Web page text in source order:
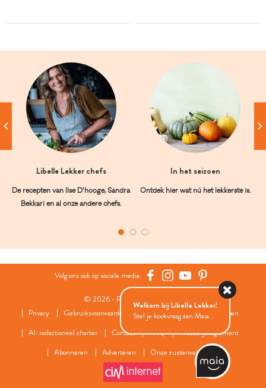
Libelle Lekker chefs
De recepten van Ilse D’hooge, Sandra
Bekkari en al onze andere chefs.
In het seizoen
Ontdek hier wat nú het lekkerste is.
Volg ons ook op sociale media:
© 2026 - Roularta Media Group
Privacy
Gebruiksvoorwaarden Cookies
Cookies instellingen
AI: redactioneel charter
Contact FAQ
Wedstrijdreglement
Abonneren
Adverteren Onze zusterwebsites
Welkom bij Libelle Lekker!
Stel je kookvraag aan Maia...